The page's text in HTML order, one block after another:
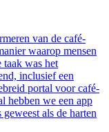
van de café-
waarop mensen
taak was het
inclusief een
portal voor café-
hebben we een app
als de harten